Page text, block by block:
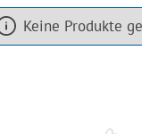
Keine Produkte